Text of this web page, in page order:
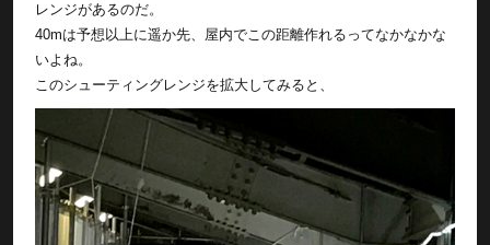
レンジがあるのだ。
40mは予想以上に遥か先、屋内でこの距離作れるってなかなかな
いよね。
このシューティングレンジを拡大してみると、